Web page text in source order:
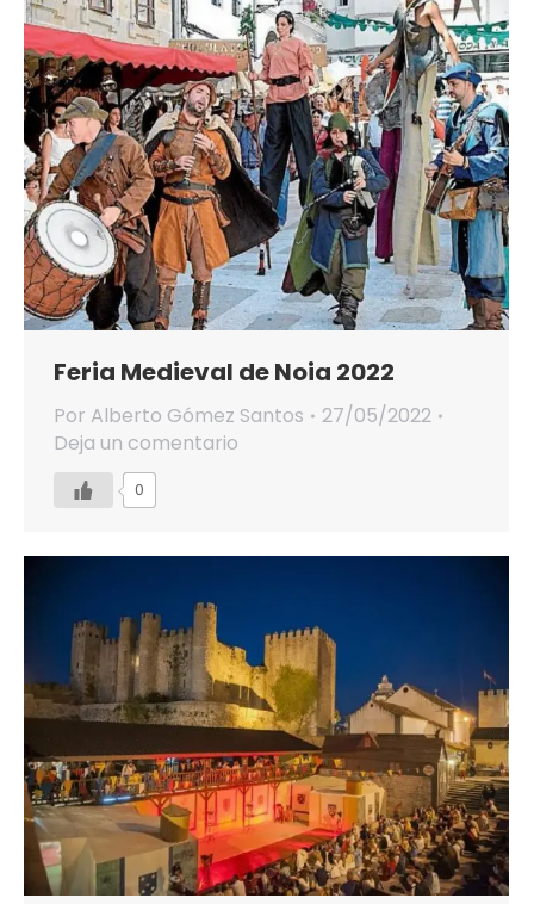
Feria Medieval de Noia 2022
Por Alberto Gómez Santos
27/05/2022
Deja un comentario
0